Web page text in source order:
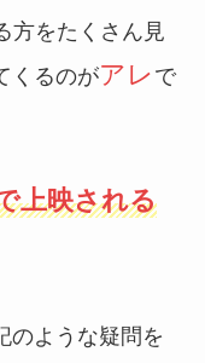
方をたくさん見
くるのがアレ で
上映される
のような疑問を